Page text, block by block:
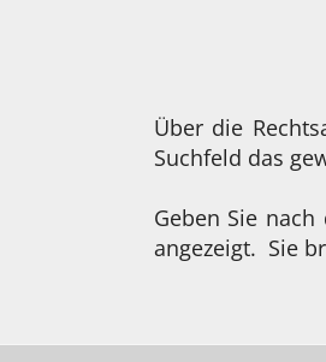
Über die
Suchfeld das
Geben Sie
angezeigt. Sie